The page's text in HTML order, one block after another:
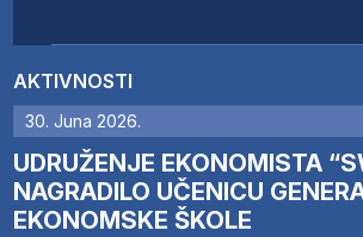
AKTIVNOSTI
30. Juna 2026.
UDRUŽENJE EKONOMISTA
NAGRADILO UČENICU
EKONOMSKE ŠKOLE